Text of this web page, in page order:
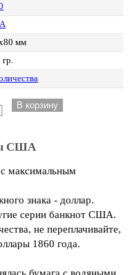
мм
США
максимальным
знака - доллар.
серии банкнот США.
не переплачивайте,
1860 года.